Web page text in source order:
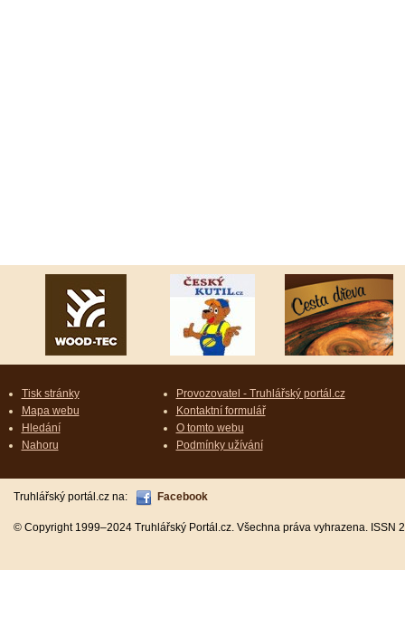
Tisk stránky
Mapa webu
Hledání
Nahoru
Provozovatel - Truhlářský portál.cz
Kontaktní formulář
O tomto webu
Podmínky užívání
Truhlářský portál.cz na: Facebook
© Copyright 1999–2024 Truhlářský Portál.cz. Všechna práva vyhrazena.